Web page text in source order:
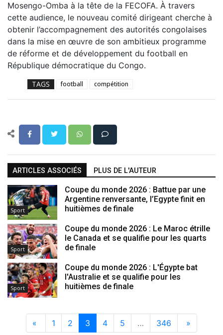
Mosengo-Omba à la tête de la FECOFA. À travers
cette audience, le nouveau comité dirigeant cherche à
obtenir l’accompagnement des autorités congolaises
dans la mise en œuvre de son ambitieux programme
de réforme et de développement du football en
République démocratique du Congo.
TAGS football compétition
ARTICLES ASSOCIÉS PLUS DE L'AUTEUR
Sport
Coupe du monde 2026 : Battue par une
Argentine renversante, l’Egypte finit en
huitièmes de finale
Sport
Coupe du monde 2026 : Le Maroc étrille
le Canada et se qualifie pour les quarts
de finale
Sport
Coupe du monde 2026 : L'Égypte bat
l'Australie et se qualifie pour les
huitièmes de finale
« 1 2 3 4 5 … 346 »